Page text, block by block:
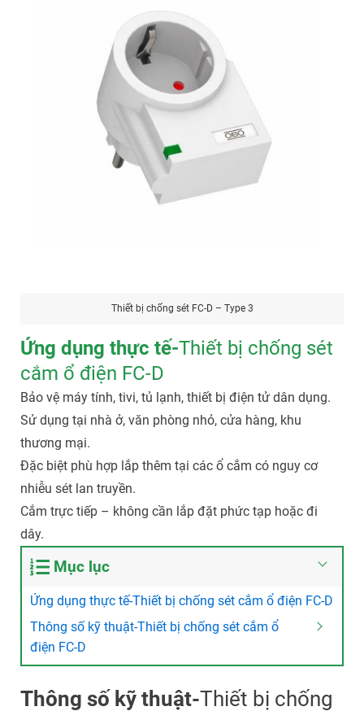
Thiết bị chống sét FC-D – Type 3
Ứng dụng thực tế-Thiết bị chống sét
cắm ổ điện FC-D
Bảo vệ máy tính, tivi, tủ lạnh, thiết bị điện tử dân dụng.
Sử dụng tại nhà ở, văn phòng nhỏ, cửa hàng, khu
thương mại.
Đặc biệt phù hợp lắp thêm tại các ổ cắm có nguy cơ
nhiễu sét lan truyền.
Cắm trực tiếp – không cần lắp đặt phức tạp hoặc đi
dây.
Mục lục
Ứng dụng thực tế-Thiết bị chống sét cắm ổ điện FC-D
Thông số kỹ thuật-Thiết bị chống sét cắm ổ
điện FC-D
Thông số kỹ thuật-Thiết bị chống